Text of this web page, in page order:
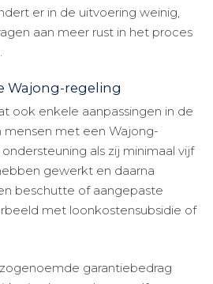
er in de uitvoering weinig,
aan meer rust in het proces
Wajong-regeling
ook enkele aanpassingen in de
mensen met een Wajong-
als zij minimaal vijf
gewerkt en daarna
beschutte of aangepaste
met loonkostensubsidie of
garantiebedrag